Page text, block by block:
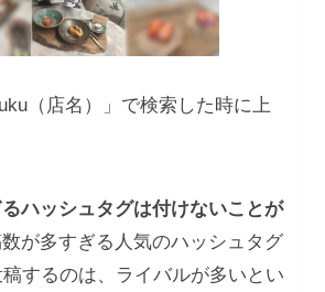
（店名）」で検索した時に上
ハッシュタグは付けないことが
が多すぎる人気のハッシュタグ
するのは、ライバルが多いとい